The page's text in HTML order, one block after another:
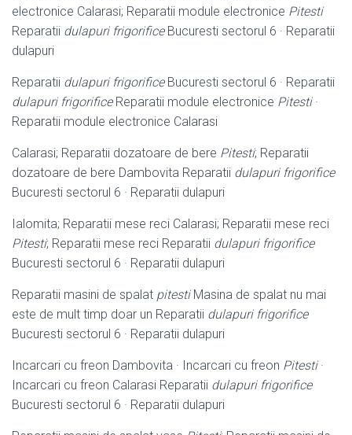
electronice Calarasi; Reparatii module electronice Pitesti
Reparatii dulapuri frigorificeBucuresti sectorul 6 · Reparatii
dulapuri
Reparatii dulapuri frigorificeBucuresti sectorul 6 · Reparatii
dulapuri frigorificeReparatii module electronice Pitesti·
Reparatii module electronice Calarasi
Calarasi; Reparatii dozatoare de bere Pitesti; Reparatii
dozatoare de bere Dambovita Reparatii dulapuri frigorifice
Bucuresti sectorul 6 · Reparatii dulapuri
Ialomita; Reparatii mese reci Calarasi; Reparatii mese reci
Pitesti; Reparatii mese reci Reparatii dulapuri frigorifice
Bucuresti sectorul 6 · Reparatii dulapuri
Reparatii masini de spalat pitestiMasina de spalat nu mai
este de mult timp doar un Reparatii dulapuri frigorifice
Bucuresti sectorul 6 · Reparatii dulapuri
Incarcari cu freon Dambovita · Incarcari cu freon Pitesti·
Incarcari cu freon Calarasi Reparatii dulapuri frigorifice
Bucuresti sectorul 6 · Reparatii dulapuri